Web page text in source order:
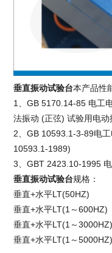
垂直振动试验台本产品性
1、GB 5170.14-85 电工
法振动 (正弦) 试验用电动
2、GB 10593.1-3-89电
10593.1-1989)
3、GBT 2423.10-1995
垂直振动试验台规格：
垂直+水平LT(50HZ)
垂直+水平LT(1～600HZ)
垂直+水平LT(1～3000HZ)
垂直+水平LT(1～5000HZ)